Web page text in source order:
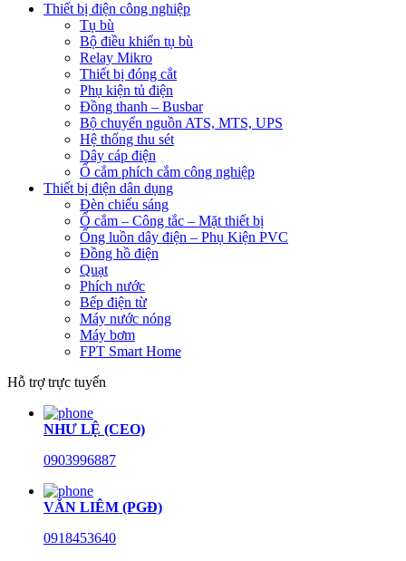
Thiết bị điện công nghiệp
Tụ bù
Bộ điều khiển tụ bù
Relay Mikro
Thiết bị đóng cắt
Phụ kiện tủ điện
Đồng thanh – Busbar
Bộ chuyển nguồn ATS, MTS, UPS
Hệ thống thu sét
Dây cáp điện
Ổ cắm phích cắm công nghiệp
Thiết bị điện dân dụng
Đèn chiếu sáng
Ổ cắm – Công tắc – Mặt thiết bị
Ống luồn dây điện – Phụ Kiện PVC
Đồng hồ điện
Quạt
Phích nước
Bếp điện từ
Máy nước nóng
Máy bơm
FPT Smart Home
Hỗ trợ trực tuyến
NHƯ LỆ (CEO)
0903996887
VĂN LIÊM (PGĐ)
0918453640